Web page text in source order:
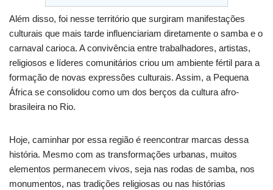
Além disso, foi nesse território que surgiram manifestações
culturais que mais tarde influenciariam diretamente o samba e o
carnaval carioca. A convivência entre trabalhadores, artistas,
religiosos e líderes comunitários criou um ambiente fértil para a
formação de novas expressões culturais. Assim, a Pequena
África se consolidou como um dos berços da cultura afro-
brasileira no Rio.
Hoje, caminhar por essa região é reencontrar marcas dessa
história. Mesmo com as transformações urbanas, muitos
elementos permanecem vivos, seja nas rodas de samba, nos
monumentos, nas tradições religiosas ou nas histórias